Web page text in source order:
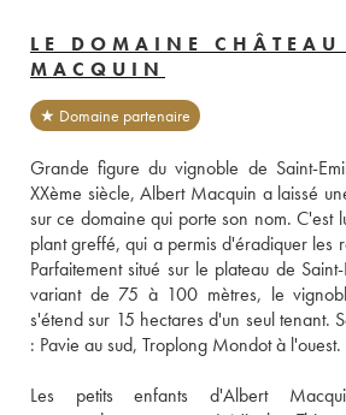
LE DOMAINE
MACQUIN
★ Domaine partenaire
Grande figure du vignoble de Saint-
XXème siècle, Albert Macquin a laissé
sur ce domaine qui porte son nom. C'est
plant greffé, qui a permis d'éradiquer les
Parfaitement situé sur le plateau de
variant de 75 à 100 mètres, le
s'étend sur 15 hectares d'un seul tenant.
: Pavie au sud, Troplong Mondot à l'ouest.
Les petits enfants d'Albert